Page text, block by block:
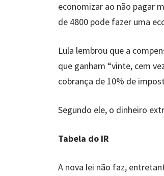
economizar ao não pagar
de 4800 pode fazer uma
Lula lembrou que a
que ganham “vinte, cem
cobrança de 10% de
Segundo ele, o dinheiro
Tabela do IR
A nova lei não faz,